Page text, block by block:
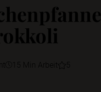
15 Min Arbeit 5